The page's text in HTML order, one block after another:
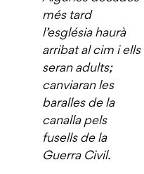
més tard
l’església haurà
arribat al cim i ells
seran adults;
canviaran les
baralles de la
canalla pels
fusells de la
Guerra Civil.